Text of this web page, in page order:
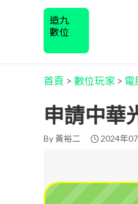
造九
數位
首頁 >數位玩家 > 電
申請中華
By 黃裕二 2024年